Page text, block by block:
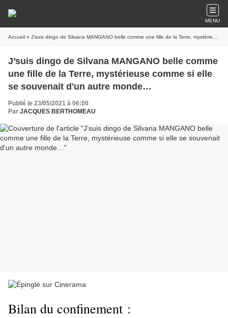
MENU
Accueil » J’suis dingo de Silvana MANGANO belle comme une fille de la Terre, mystérieuse comme si elle se souvenait d'un autre monde…
J’suis dingo de Silvana MANGANO belle comme
une fille de la Terre, mystérieuse comme si elle
se souvenait d'un autre monde…
Publié le 23/05/2021 à 06:00
Par JACQUES BERTHOMEAU
Bilan du confinement :